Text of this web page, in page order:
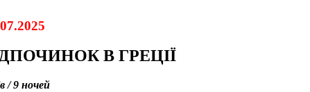
В ГРЕЦІЇ
/ 9 ночей